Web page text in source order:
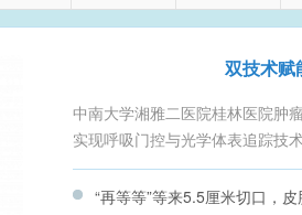
双技术赋
中南大学湘雅二医院桂林医院肿
实现呼吸门控与光学体表追踪技
“再等等”等来5.5厘米切口，